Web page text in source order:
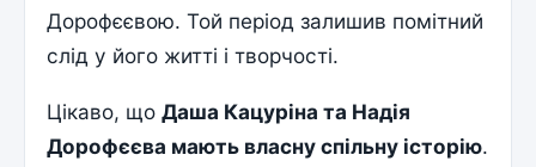
Дорофєєвою. Той період залишив помітний
слід у його житті і творчості.
Цікаво, щоДаша Кацуріна та Надія
Дорофєєва мають власну спільну історію.